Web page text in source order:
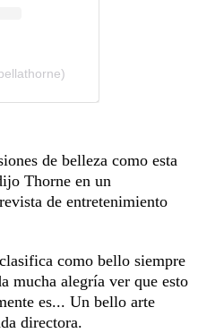
de belleza como esta
Thorne en un
de entretenimiento
como bello siempre
mucha alegría ver que esto
es... Un bello arte
directora.